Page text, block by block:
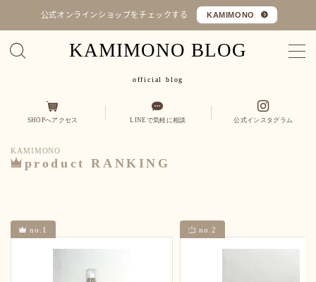
公式オンラインショップをチェックする KAMIMONO
KAMIMONO BLOG
official blog
MENU
Q&A
SHOPへアクセス LINEで気軽に相談 公式インスタグラム
KAMIMONO
product RANKING
no.1 no.2